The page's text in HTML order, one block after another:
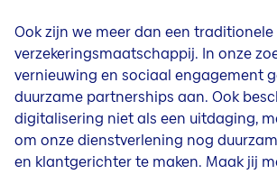
Ook zijn we meer dan een traditionele
verzekeringsmaatschappij. In onze
vernieuwing en sociaal engagement
duurzame partnerships aan. Ook
digitalisering niet als een uitdaging,
om onze dienstverlening nog
en klantgerichter te maken. Maak jij